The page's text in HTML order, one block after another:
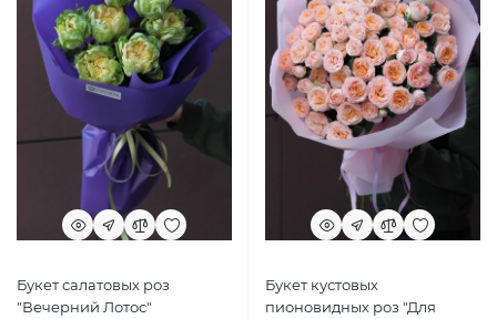
Букет салатовых роз
"Вечерний Лотос"
Букет кустовых
пионовидных роз "Для